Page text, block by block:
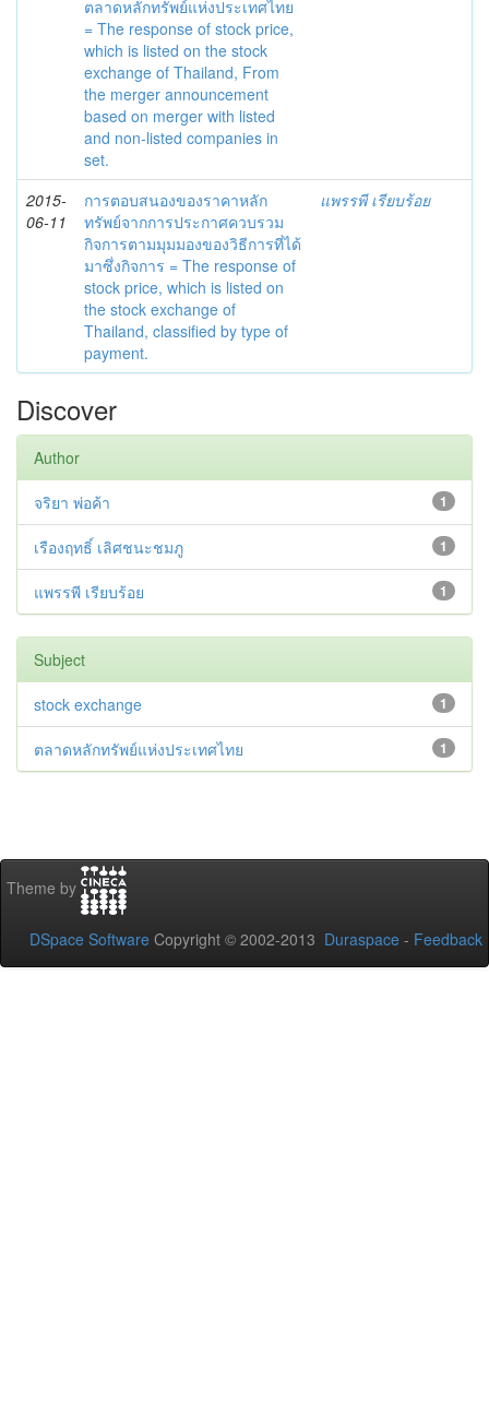
ตลาดหลักทรัพย์แห่งประเทศไทย
= The response of stock price,
which is listed on the stock
exchange of Thailand, From
the merger announcement
based on merger with listed
and non-listed companies in
set.
2015-
06-11
การตอบสนองของราคาหลัก
ทรัพย์จากการประกาศควบรวม
กิจการตามมุมมองของวิธีการที่ได้
มาซึ่งกิจการ = The response of
stock price, which is listed on
the stock exchange of
Thailand, classified by type of
payment.
แพรรพี เรียบร้อย
Discover
Author
1
จริยา พ่อค้า
1
เรืองฤทธิ์ เลิศชนะชมภู
1
แพรรพี เรียบร้อย
Subject
1
stock exchange
1
ตลาดหลักทรัพย์แห่งประเทศไทย
Theme by
DSpace Software Copyright © 2002-2013 Duraspace - Feedback